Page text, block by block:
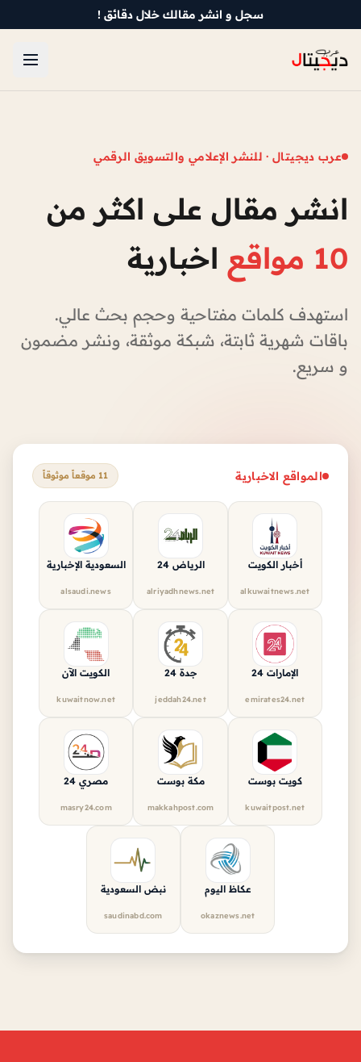
سجل و انشر مقالك خلال دقائق !
عرب ديجيتال · للنشر الإعلامي والتسويق الرقمي
انشر مقال على اكثر من
10 مواقع
اخبارية
استهدف كلمات مفتاحية وحجم بحث عالي.
باقات شهرية ثابتة، شبكة موثقة، ونشر مضمون
و سريع.
المواقع الاخبارية 11 موقعاً موثوقاً
أخبار الكويت
alkuwaitnews.net
الرياض 24
alriyadhnews.net
السعودية الإخبارية
alsaudi.news
الإمارات 24
emirates24.net
جدة 24
jeddah24.net
الكويت الآن
kuwaitnow.net
كويت بوست
kuwaitpost.net
مكة بوست
makkahpost.com
مصري 24
masry24.com
عكاظ اليوم
okaznews.net
نبض السعودية
saudinabd.com